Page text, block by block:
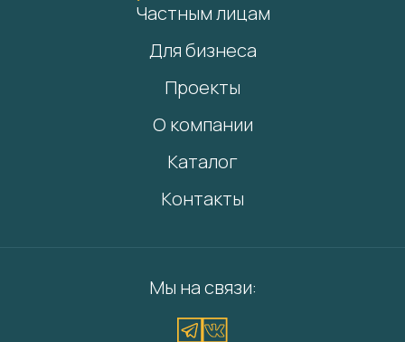
Частным лицам
Для бизнеса
Проекты
О компании
Каталог
Контакты
Мы на связи: